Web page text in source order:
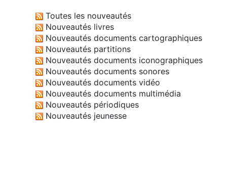
Toutes les nouveautés
Nouveautés livres
Nouveautés documents cartographiques
Nouveautés partitions
Nouveautés documents iconographiques
Nouveautés documents sonores
Nouveautés documents vidéo
Nouveautés documents multimédia
Nouveautés périodiques
Nouveautés jeunesse